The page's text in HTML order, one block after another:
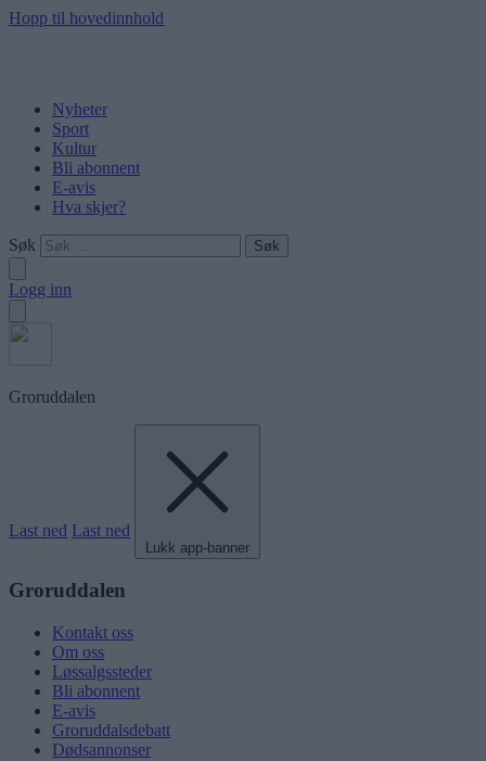
Hopp til hovedinnhold
Nyheter
Sport
Kultur
Bli abonnent
E-avis
Hva skjer?
Søk
Logg inn
Groruddalen
Last ned Last ned
Lukk app-banner
Groruddalen
Kontakt oss
Om oss
Løssalgssteder
Bli abonnent
E-avis
Groruddalsdebatt
Dødsannonser